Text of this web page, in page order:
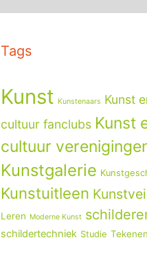
Tags
Kunst Kunstenaars Kunst
cultuur fanclubs Kunst
cultuur
Kunstgalerie
Kunstuitleen
Leren Moderne Kunst
schildertechniek Studie Tekenen